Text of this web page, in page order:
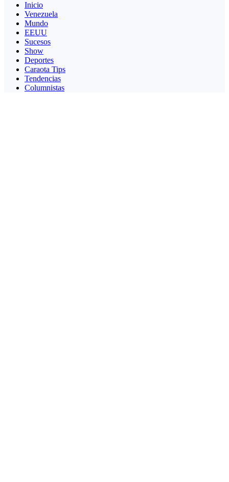
Inicio
Venezuela
Mundo
EEUU
Sucesos
Show
Deportes
Caraota Tips
Tendencias
Columnistas